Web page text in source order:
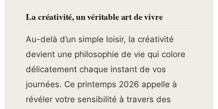
La créativité, un véritable art de vivre
Au-delà d’un simple loisir, la créativité
devient une philosophie de vie qui colore
délicatement chaque instant de vos
journées. Ce printemps 2026 appelle à
révéler votre sensibilité à travers des